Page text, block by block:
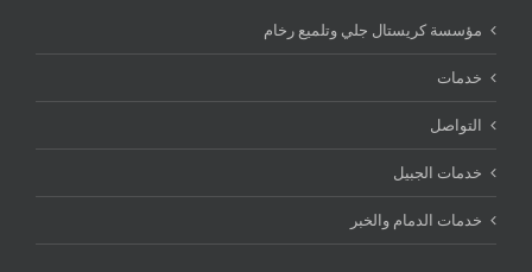
مؤسسة كريستال جلي وتلميع رخام
خدمات
التواصل
خدمات الجبيل
خدمات الدمام والخبر